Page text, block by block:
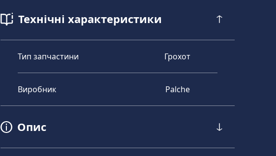
Технічні характеристики
Тип запчастини Грохот
Виробник Palche
Опис